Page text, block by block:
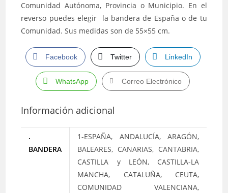
Comunidad Autónoma, Provincia o Municipio. En el
reverso puedes elegir la bandera de España o de tu
Comunidad. Sus medidas son de 55×55 cm.
Facebook Twitter LinkedIn
WhatsApp Correo Electrónico
Información adicional
.
BANDERA
1-ESPAÑA, ANDALUCÍA, ARAGÓN,
BALEARES, CANARIAS, CANTABRIA,
CASTILLA y LEÓN, CASTILLA-LA
MANCHA, CATALUÑA, CEUTA,
COMUNIDAD VALENCIANA,